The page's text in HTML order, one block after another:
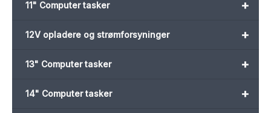
+
11" Computer tasker
+
12V opladere og strømforsyninger
+
13" Computer tasker
+
14" Computer tasker